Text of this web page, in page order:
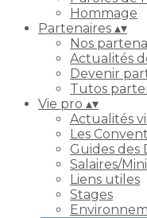
Hommage
Partenaires ▴▾
Nos
Actualités
Devenir
Tutos
Vie pro ▴▾
Actualités
Les
Guides des
Salaires/
Liens utiles
Stages